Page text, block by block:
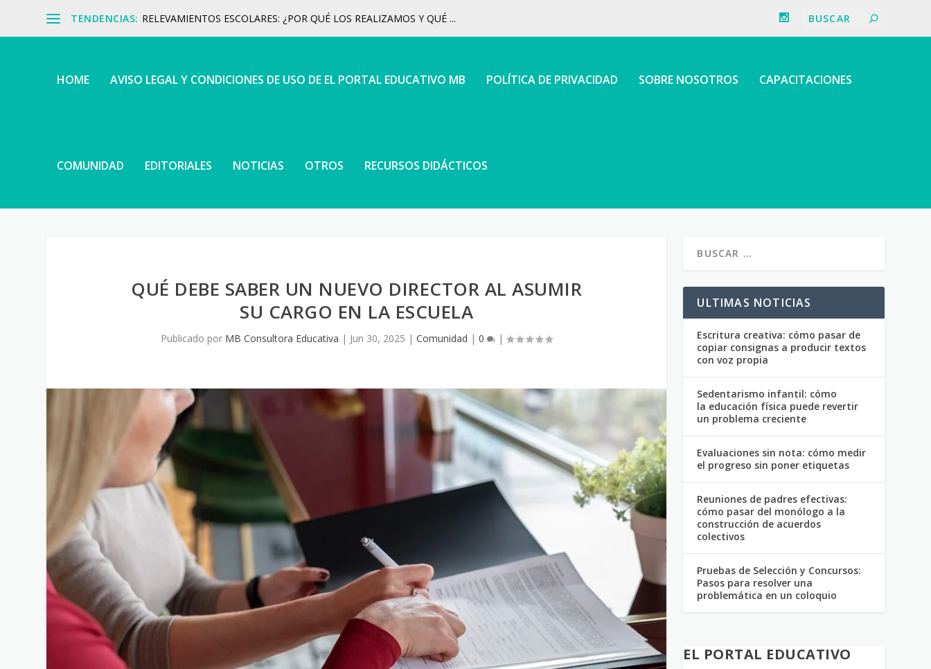
TENDENCIAS: RELEVAMIENTOS ESCOLARES: ¿POR QUÉ LOS REALIZAMOS Y QUÉ ...
HOME AVISO LEGAL Y CONDICIONES DE USO DE EL PORTAL EDUCATIVO MB POLÍTICA DE PRIVACIDAD SOBRE NOSOTROS CAPACITACIONES
COMUNIDAD EDITORIALES NOTICIAS OTROS RECURSOS DIDÁCTICOS
QUÉ DEBE SABER UN NUEVO DIRECTOR AL ASUMIR
SU CARGO EN LA ESCUELA
Publicado por MB Consultora Educativa | Jun 30, 2025 |Comunidad |0 |
ULTIMAS NOTICIAS
Escritura creativa: cómo pasar de
copiar consignas a producir textos
con voz propia
Sedentarismo infantil: cómo
la educación física puede revertir
un problema creciente
Evaluaciones sin nota: cómo medir
el progreso sin poner etiquetas
Reuniones de padres efectivas:
cómo pasar del monólogo a la
construcción de acuerdos
colectivos
Pruebas de Selección y Concursos:
Pasos para resolver una
problemática en un coloquio
EL PORTAL EDUCATIVO